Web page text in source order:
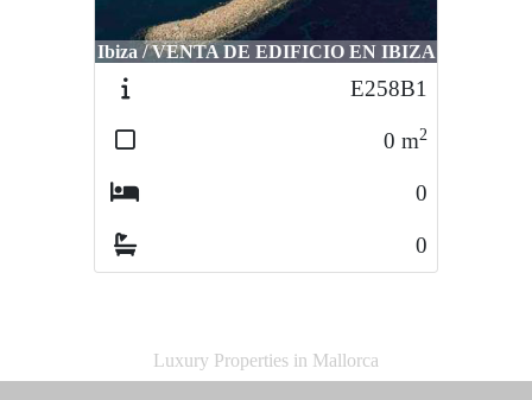
Ibiza / VENTA DE EDIFICIO EN IBIZA
E258B1
0 m2
0
0
Luxury Properties in Mallorca